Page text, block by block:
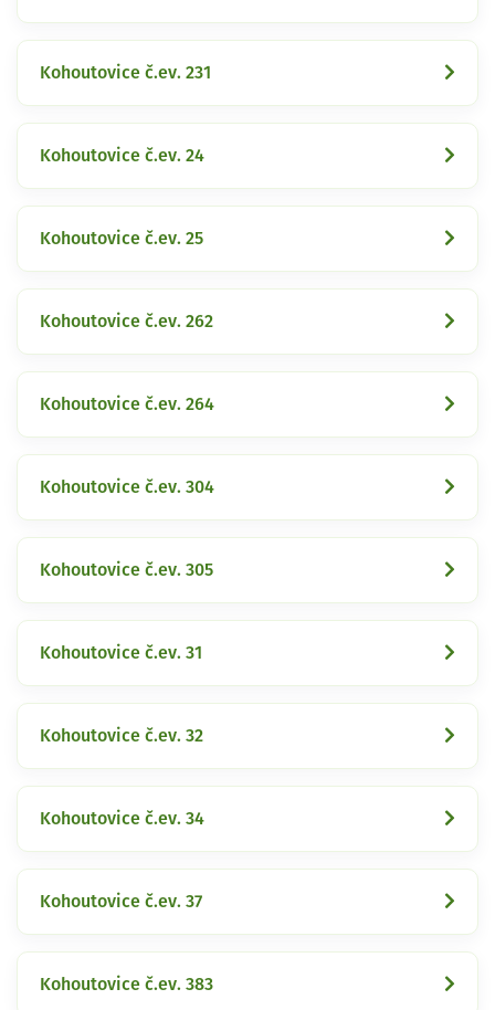
Kohoutovice č.ev. 231
Kohoutovice č.ev. 24
Kohoutovice č.ev. 25
Kohoutovice č.ev. 262
Kohoutovice č.ev. 264
Kohoutovice č.ev. 304
Kohoutovice č.ev. 305
Kohoutovice č.ev. 31
Kohoutovice č.ev. 32
Kohoutovice č.ev. 34
Kohoutovice č.ev. 37
Kohoutovice č.ev. 383